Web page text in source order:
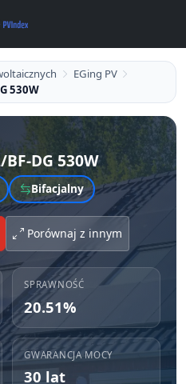
EGing PV
530W
BF-DG 530W
Bifacjalny
Porównaj z innym
SPRAWNOŚĆ
20.51%
GWARANCJA MOCY
30 lat